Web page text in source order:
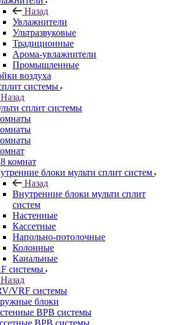
Назад
Увлажнители
Ультразвуковые
Традиционные
Арома-увлажнители
Промышленные
воздуха
системы
Назад
сплит системы
комнат
блоки мульти сплит систем
Назад
Внутренние блоки мульти сплит
систем
Настенные
Кассетные
Напольно-потолочные
Колонные
Канальные
системы
Назад
VRF системы
блоки
ВРВ системы
ВРВ системы